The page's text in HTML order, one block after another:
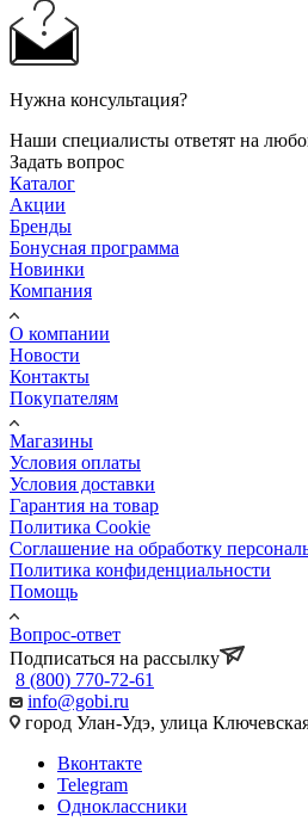
Нужна консультация?
Наши специалисты ответят на
Задать вопрос
Каталог
Акции
Бренды
Бонусная программа
Новинки
Компания
О компании
Новости
Контакты
Покупателям
Магазины
Условия оплаты
Условия доставки
Гарантия на товар
Политика Cookie
Соглашение на обработку
Политика конфиденциальности
Помощь
Вопрос-ответ
Подписаться на рассылку
8 (800) 770-72-61
info@gobi.ru
город Улан-Удэ, улица
Вконтакте
Telegram
Одноклассники